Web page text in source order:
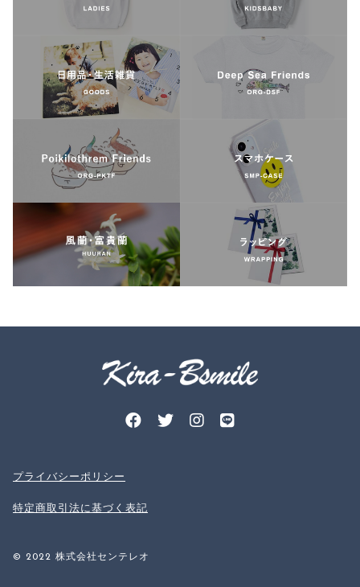
プライバシーポリシー
特定商取引法に基づく表記
© 2022 株式会社センテレオ